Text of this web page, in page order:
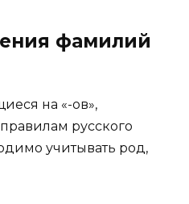
фамилий
на «-ов»,
русского
учитывать род,